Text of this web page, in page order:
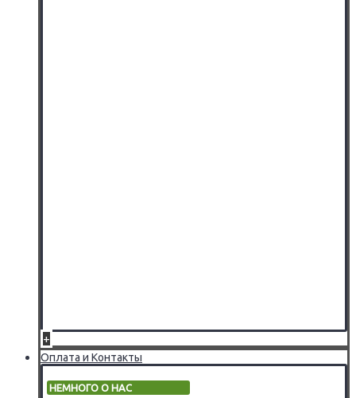
+
Оплата и Контакты
НЕМНОГО О НАС